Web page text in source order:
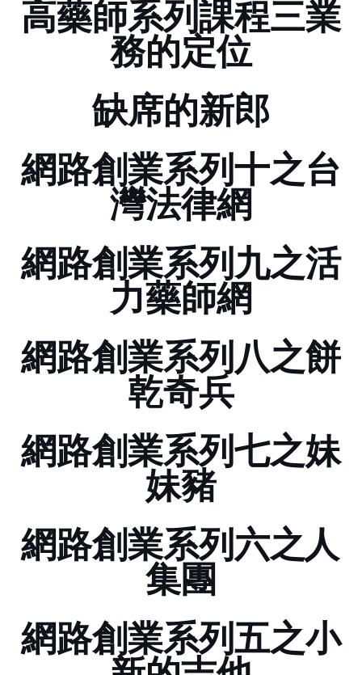
高藥師系列課程三...............業
務的定位
缺席的新郎
網路創業系列十之台
灣法律網
網路創業系列九之活
力藥師網
網路創業系列八之餅
乾奇兵
網路創業系列七之妹
妹豬
網路創業系列六之Paint人
集團
網路創業系列五之小